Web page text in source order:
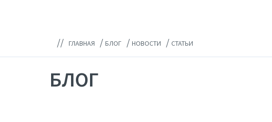
// ГЛАВНАЯ / БЛОГ / НОВОСТИ / СТАТЬИ
БЛОГ